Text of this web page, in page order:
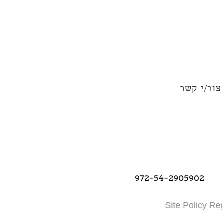
צור/י קשר
972-54-2905902
Site Policy